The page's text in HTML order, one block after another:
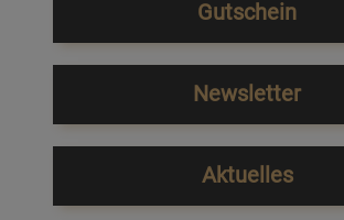
Gutschein
Newsletter
Aktuelles